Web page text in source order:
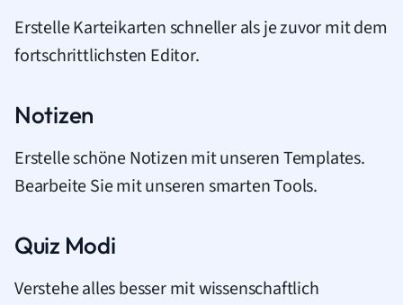
Erstelle Karteikarten schneller als je zuvor mit dem
fortschrittlichsten Editor.
Notizen
Erstelle schöne Notizen mit unseren Templates.
Bearbeite Sie mit unseren smarten Tools.
Quiz Modi
Verstehe alles besser mit wissenschaftlich